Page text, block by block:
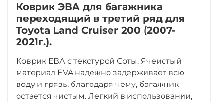
Коврик ЭВА для багажника
переходящий в третий ряд для
Toyota Land Cruiser 200 (2007-
2021г.).
Коврик ЕВА с текстурой Соты. Ячеистый
материал EVA надежно задерживает всю
воду и грязь, благодаря чему, багажник
остается чистым. Легкий в использовании,